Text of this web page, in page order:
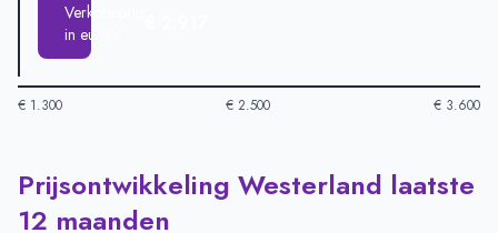
Verkoopprijs
in euro's
€ 1.300 € 2.500 € 3.600
Huizenprijzen in Westerland per m2-Afgelopen 3 maanden
Type
Prijsontwikkeling Westerland laatste
12 maanden